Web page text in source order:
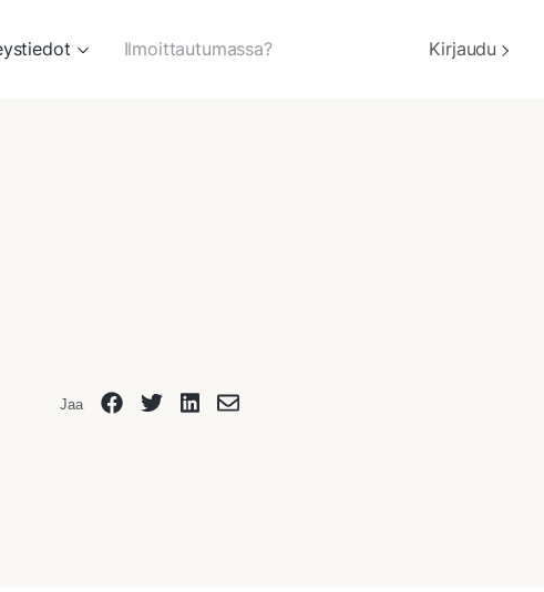
Ilmoittautumassa? Kirjaudu
Jaa